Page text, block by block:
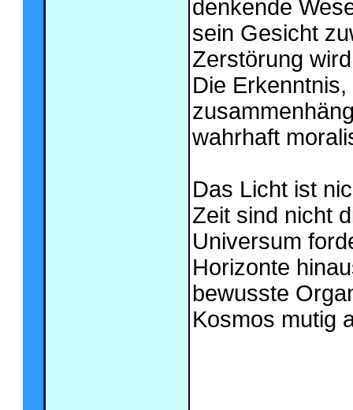
denkende
sein Gesicht
Zerstörung
Die
wahrhaft
Das Licht ist
Zeit sind nicht
Universum
Horizonte
bewusste
Kosmos mutig